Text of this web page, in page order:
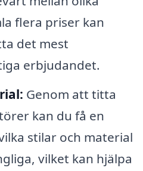
flera priser kan
det mest
erbjudandet.
Genom att titta
kan du få en
stilar och material
vilket kan hjälpa